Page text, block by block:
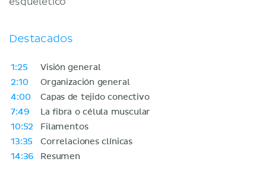
Destacados
1:25
Visión general
2:10
Organización general
4:00
Capas de tejido conectivo
7:49
La fibra o célula muscular
10:52
Filamentos
13:35
Correlaciones clínicas
14:36
Resumen